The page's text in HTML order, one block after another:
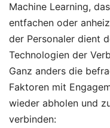
Machine Learning,
entfachen oder
der Personaler dient
Technologien der
Ganz anders die
Faktoren mit
wieder abholen und
verbinden: